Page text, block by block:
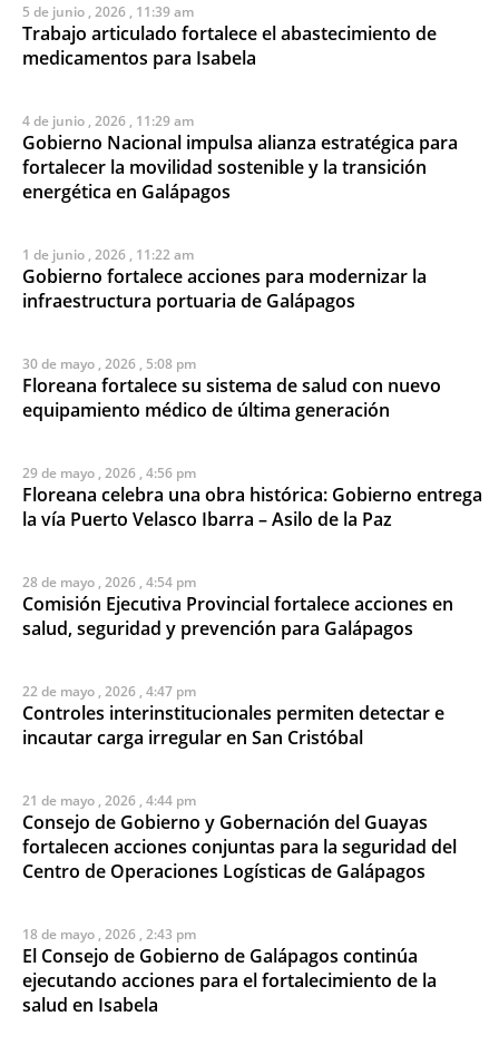
5 de junio , 2026 , 11:39 am
Trabajo articulado fortalece el abastecimiento de
medicamentos para Isabela
4 de junio , 2026 , 11:29 am
Gobierno Nacional impulsa alianza estratégica para
fortalecer la movilidad sostenible y la transición
energética en Galápagos
1 de junio , 2026 , 11:22 am
Gobierno fortalece acciones para modernizar la
infraestructura portuaria de Galápagos
30 de mayo , 2026 , 5:08 pm
Floreana fortalece su sistema de salud con nuevo
equipamiento médico de última generación
29 de mayo , 2026 , 4:56 pm
Floreana celebra una obra histórica: Gobierno entrega
la vía Puerto Velasco Ibarra – Asilo de la Paz
28 de mayo , 2026 , 4:54 pm
Comisión Ejecutiva Provincial fortalece acciones en
salud, seguridad y prevención para Galápagos
22 de mayo , 2026 , 4:47 pm
Controles interinstitucionales permiten detectar e
incautar carga irregular en San Cristóbal
21 de mayo , 2026 , 4:44 pm
Consejo de Gobierno y Gobernación del Guayas
fortalecen acciones conjuntas para la seguridad del
Centro de Operaciones Logísticas de Galápagos
18 de mayo , 2026 , 2:43 pm
El Consejo de Gobierno de Galápagos continúa
ejecutando acciones para el fortalecimiento de la
salud en Isabela